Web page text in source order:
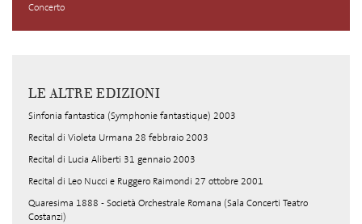
Concerto
LE ALTRE EDIZIONI
Sinfonia fantastica (Symphonie fantastique) 2003
Recital di Violeta Urmana 28 febbraio 2003
Recital di Lucia Aliberti 31 gennaio 2003
Recital di Leo Nucci e Ruggero Raimondi 27 ottobre 2001
Quaresima 1888 - Società Orchestrale Romana (Sala Concerti Teatro
Costanzi)